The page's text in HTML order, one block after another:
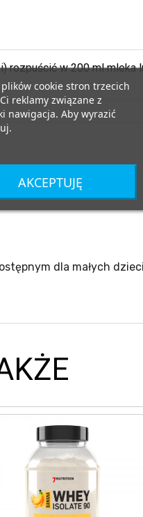
rozpuścić w 200 ml
dla małych
cookie stron trzecich
reklamy związane z
nawigacja. Aby wyrazić
AKCEPTUJĘ